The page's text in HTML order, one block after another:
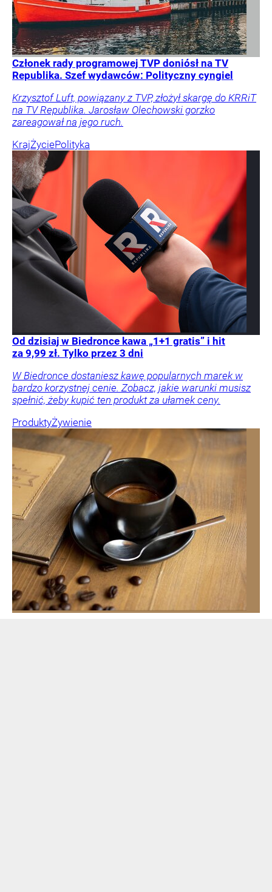
Członek rady programowej TVP doniósł na TV
Republika. Szef wydawców: Polityczny cyngiel
Krzysztof Luft, powiązany z TVP, złożył skargę do KRRiT
na TV Republika. Jarosław Olechowski gorzko
zareagował na jego ruch.
KrajŻyciePolityka
Od dzisiaj w Biedronce kawa „1+1 gratis” i hit
za 9,99 zł. Tylko przez 3 dni
W Biedronce dostaniesz kawę popularnych marek w
bardzo korzystnej cenie. Zobacz, jakie warunki musisz
spełnić, żeby kupić ten produkt za ułamek ceny.
ProduktyŻywienie